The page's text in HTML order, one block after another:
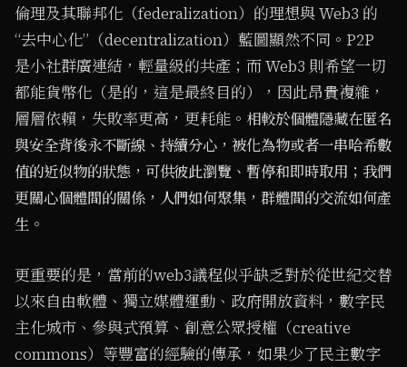
倫理及其聯邦化（federalization）的理想與 Web3 的
“去中心化”（decentralization）藍圖顯然不同。P2P
是小社群廣連結，輕量級的共產；而 Web3 則希望一切
都能貨幣化（是的，這是最終目的），因此昂貴複雜，
層層依賴，失敗率更高，更耗能。 相較於個體隱藏在匿名
與安全背後永不斷線、持續分心，被化為物或者一串哈希數
值的近似物的狀態，可供彼此瀏覽、暫停和即時取用；我們
更關心個體間的關係，人們如何聚集，群體間的交流如何產
生。
更重要的是，當前的web3議程似乎缺乏對於從世紀交替
以來自由軟體、獨立媒體運動、政府開放資料，數字民
主化城市、參與式預算、創意公眾授權（creative
commons）等豐富的經驗的傳承，如果少了民主數字